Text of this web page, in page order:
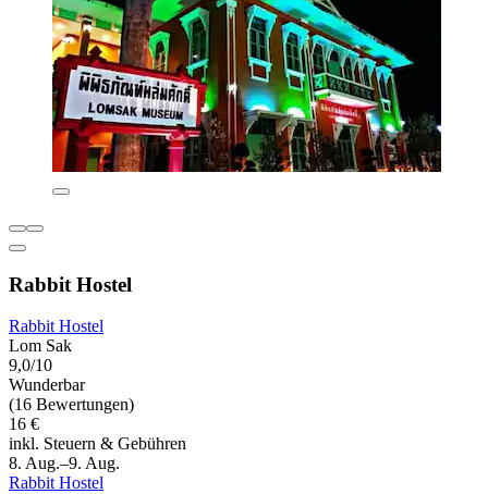
Rabbit Hostel
Rabbit Hostel
Lom Sak
9,0/10
Wunderbar
(16 Bewertungen)
16 €
inkl. Steuern & Gebühren
8. Aug.–9. Aug.
Rabbit Hostel